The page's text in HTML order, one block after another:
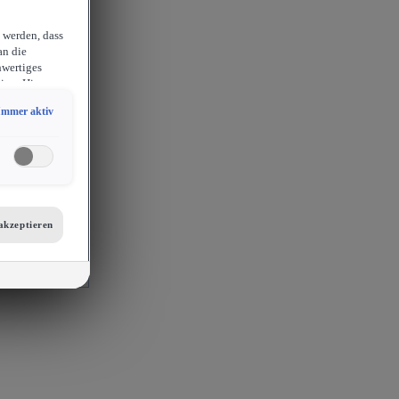
dass
die
Hieraus
auch für
am
unsere
Porsche
aktiv